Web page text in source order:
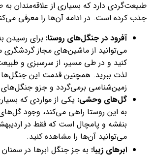
طبیعت‌گردی دارد که بسیاری از علاقه‌مندان
جذب کرده است. در ادامه آن‌ها را معرفی
آفرود در جنگل‌های روستا: برای رسیدن
می‌توانید از ماشین‌های مجاز گردشگری
کنید و در طی مسیر، از سرسبزی و
لذت ببرید. همچنین قدمت این جنگل‌ها
زمین‌شناسی برمی‌گردد و جزو
گل‌های وحشی: یکی از مواردی که
به این روستا راهی می‌کند، وجود
بنفشه و پامچال است که فقط در
می‌توانید آن‌ها را مشاهده کنید.
ابرهای زیبا: به جز جنگل ابرها در